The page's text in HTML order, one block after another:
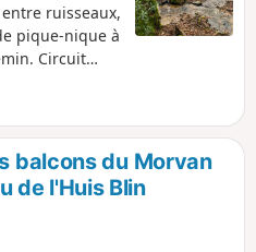
ruisseaux,
pique-nique à
Circuit
(faciles) de
adaptées.
balcons du Morvan
de l'Huis Blin